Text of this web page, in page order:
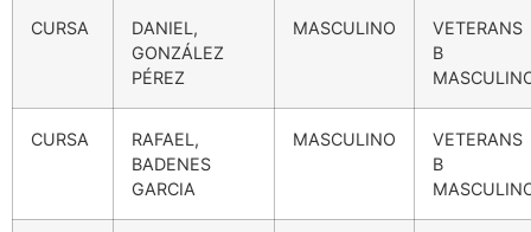
CURSA
DANIEL,
GONZÁLEZ
PÉREZ
MASCULINO
VETERANS
B
CURSA
RAFAEL,
BADENES
GARCIA
MASCULINO
VETERANS
B